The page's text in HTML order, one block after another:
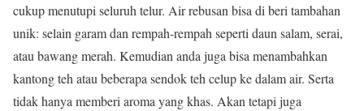
cukup menutupi seluruh telur. Air rebusan bisa di beri tambahan
unik: selain garam dan rempah-rempah seperti daun salam, serai,
atau bawang merah. Kemudian anda juga bisa menambahkan
kantong teh atau beberapa sendok teh celup ke dalam air. Serta
tidak hanya memberi aroma yang khas. Akan tetapi juga